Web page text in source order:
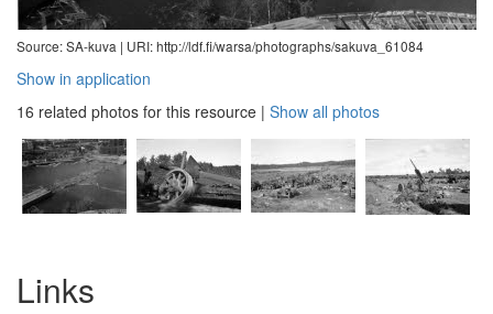
Source: SA-kuva | URI: http://ldf.fi/warsa/photographs/sakuva_61084
Show in application
16 related photos for this resource | Show all photos
Links